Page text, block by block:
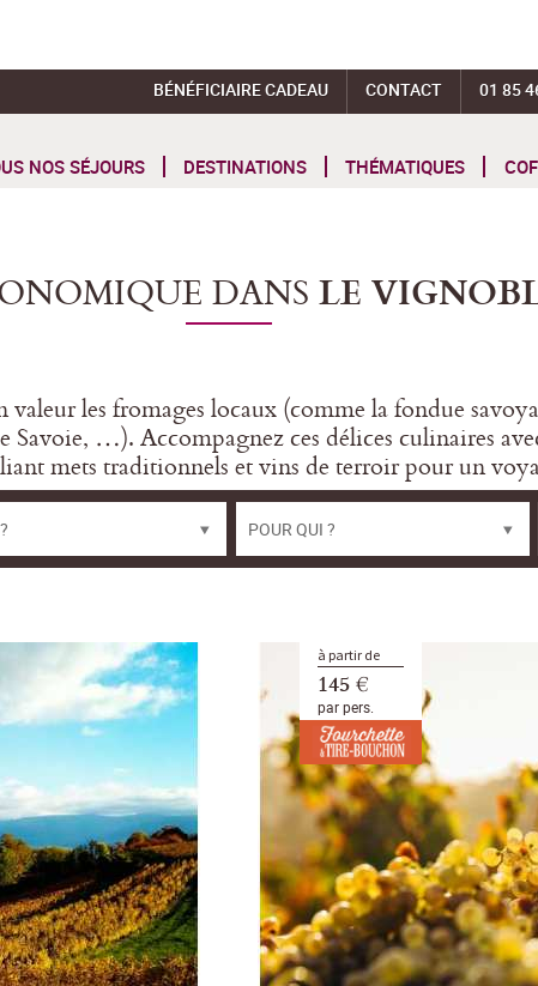
01 85
CONTACT
BÉNÉFICIAIRE CADEAU
NOS SÉJOURS DESTINATIONS THÉMATIQUES
DANS LE
les fromages locaux (comme la fondue
Savoie, …). Accompagnez ces délices culinaires
mets traditionnels et vins de terroir pour un
POUR QUI ?
à partir de
145 €
par pers.